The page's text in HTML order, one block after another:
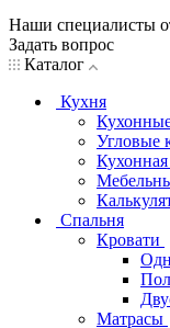
Наши специалисты
Задать вопрос
Каталог
Кухня
Угловые
Спальня
Кровати
Матрасы